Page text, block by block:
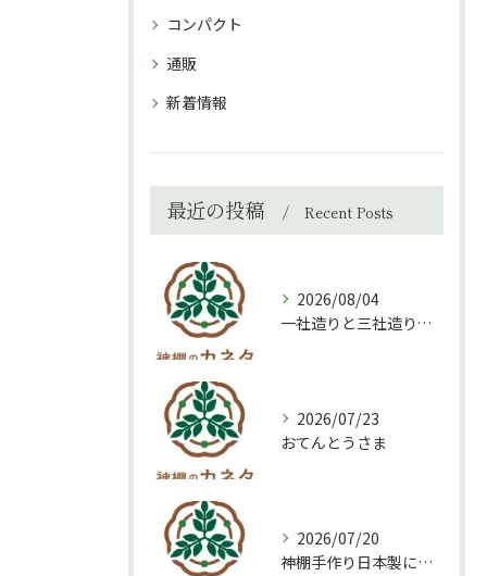
コンパクト
通販
新着情報
最近の投稿 Recent Posts
2026/08/04
一社造りと三社造り、どちらを選ぶべき？
2026/07/23
おてんとうさま
2026/07/20
神棚手作り日本製について